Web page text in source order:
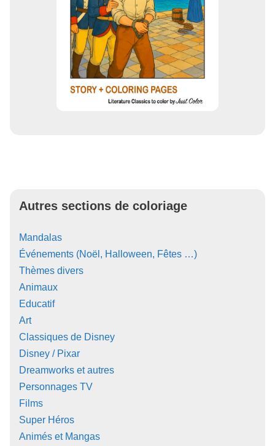
Autres sections de coloriage
Mandalas
Événements (Noël, Halloween, Fêtes …)
Thèmes divers
Animaux
Educatif
Art
Classiques de Disney
Disney / Pixar
Dreamworks et autres
Personnages TV
Films
Super Héros
Animés et Mangas